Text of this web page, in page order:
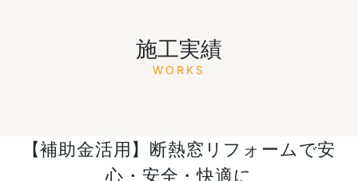
施工実績
WORKS
【補助金活用】断熱窓リフォームで安
心・安全・快適に